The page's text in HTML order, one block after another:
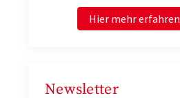
Hier mehr erfahren
Newsletter